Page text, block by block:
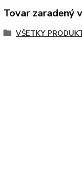
Tovar zaradený
VŠETKY